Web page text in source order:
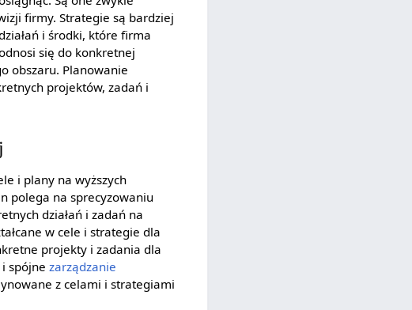
firmy. Strategie są bardziej
i środki, które firma
się do konkretnej
obszaru. Planowanie
projektów, zadań i
i plany na wyższych
polega na sprecyzowaniu
działań i zadań na
w cele i strategie dla
projekty i zadania dla
i spójnezarządzanie
z celami i strategiami